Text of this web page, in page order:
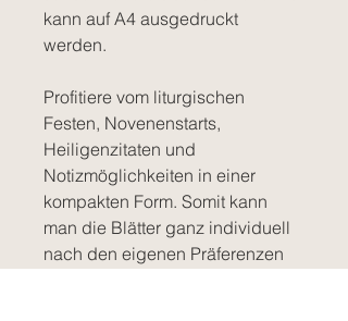
kann auf A4 ausgedruckt
werden.
Profitiere vom liturgischen
Festen, Novenenstarts,
Heiligenzitaten und
Notizmöglichkeiten in einer
kompakten Form. Somit kann
man die Blätter ganz individuell
nach den eigenen Präferenzen